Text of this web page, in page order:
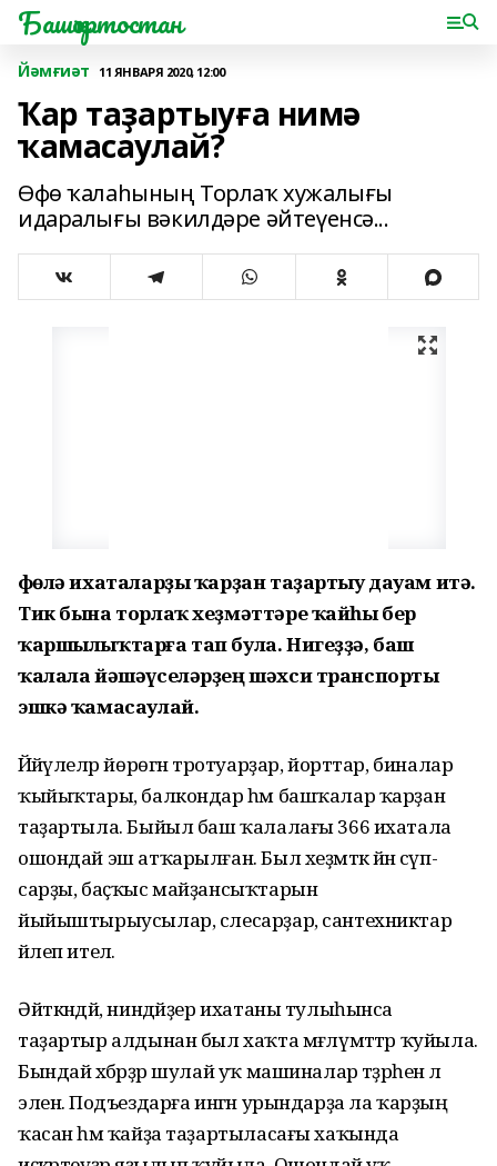
Башҡортостан
Йәмғиәт 11 ЯНВАРЯ 2020, 12:00
Ҡар таҙартыуға нимә
ҡамасаулай?
Өфө ҡалаһының Торлаҡ хужалығы
идаралығы вәкилдәре әйтеүенсә...
Өфөлә ихаталарҙы ҡарҙан таҙартыу дауам итә.
Тик бына торлаҡ хеҙмәттәре ҡайһы бер
ҡаршылыҡтарға тап була. Нигеҙҙә, баш
ҡалала йәшәүселәрҙең шәхси транспорты
эшкә ҡамасаулай.
Йәйәүлеләр йөрөгән тротуарҙар, йорттар, биналар
ҡыйыҡтары, балкондар һәм башҡалар ҡарҙан
таҙартыла. Быйыл баш ҡалалағы 366 ихатала
ошондай эш атҡарылған. Был хеҙмәткә йәнә сүп-
сарҙы, баҫҡыс майҙансыҡтарын
йыйыштырыусылар, слесарҙар, сантехниктар
йәлеп ителә.
Әйткәндәй, ниндәйҙер ихатаны тулыһынса
таҙартыр алдынан был хаҡта мәғлүмәттәр ҡуйыла.
Бындай хәбәрҙәр шулай уҡ машиналар тәҙрәһенә лә
эленә. Подъездарға ингән урындарҙа ла ҡарҙың
ҡасан һәм ҡайҙа таҙартыласағы хаҡында